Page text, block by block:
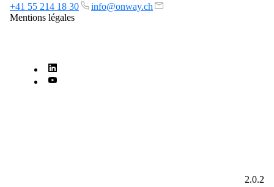
+41 55 214 18 30
info@onway.ch
Mentions légales
2.0.2